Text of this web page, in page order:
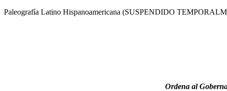
Paleografía Latino Hispanoamericana (SUSPENDIDO
Ordena al